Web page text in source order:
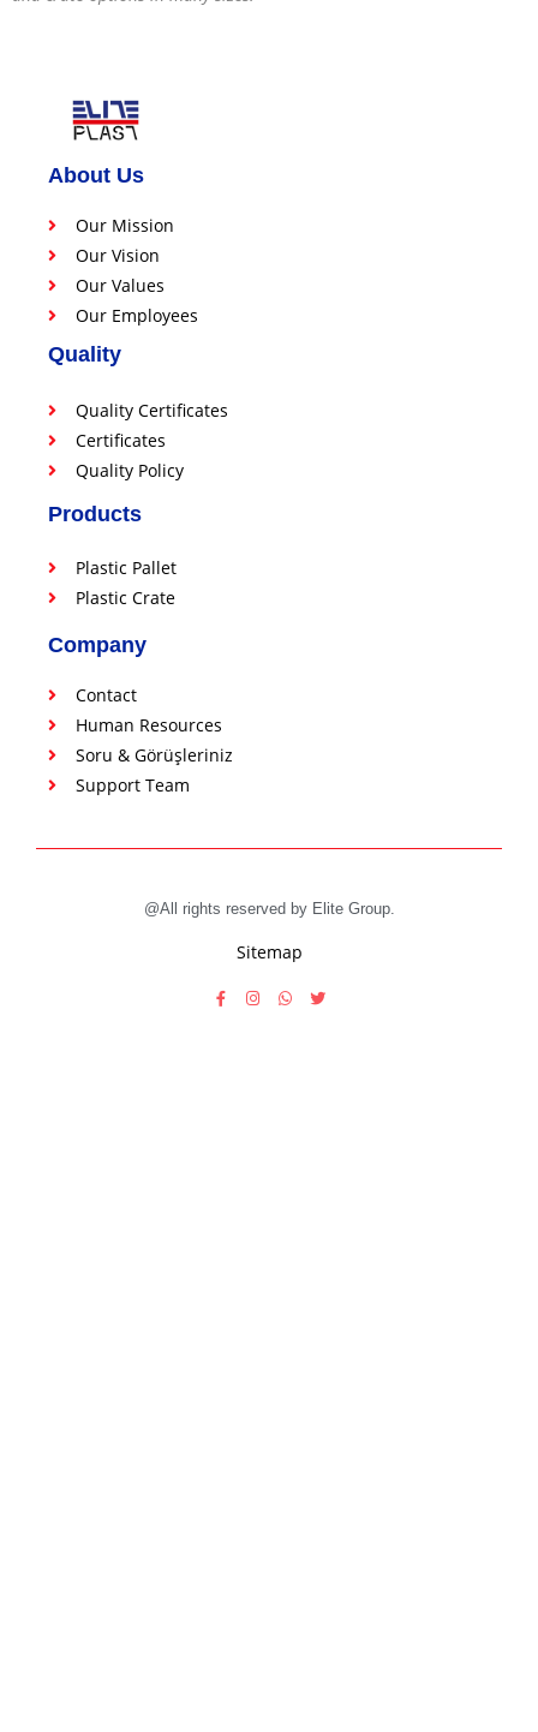
About Us
Our Mission
Our Vision
Our Values
Our Employees
Quality
Quality Certificates
Certificates
Quality Policy
Products
Plastic Pallet
Plastic Crate
Company
Contact
Human Resources
Soru & Görüşleriniz
Support Team
@All rights reserved by Elite Group.
Sitemap